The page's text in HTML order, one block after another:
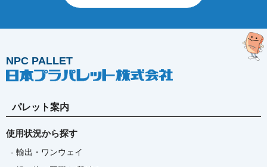
NPC PALLET
パレット案内
使用状況から探す
- 輸出・ワンウェイ